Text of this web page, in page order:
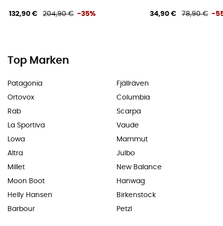
132,90 € 204,90 € -35% 34,90 € 78,90 € -
Top Marken
Patagonia
Ortovox
Rab
La Sportiva
Lowa
Altra
Millet
Moon Boot
Helly Hansen
Barbour
Fjällräven
Columbia
Scarpa
Vaude
Mammut
Julbo
New Balance
Hanwag
Birkenstock
Petzl